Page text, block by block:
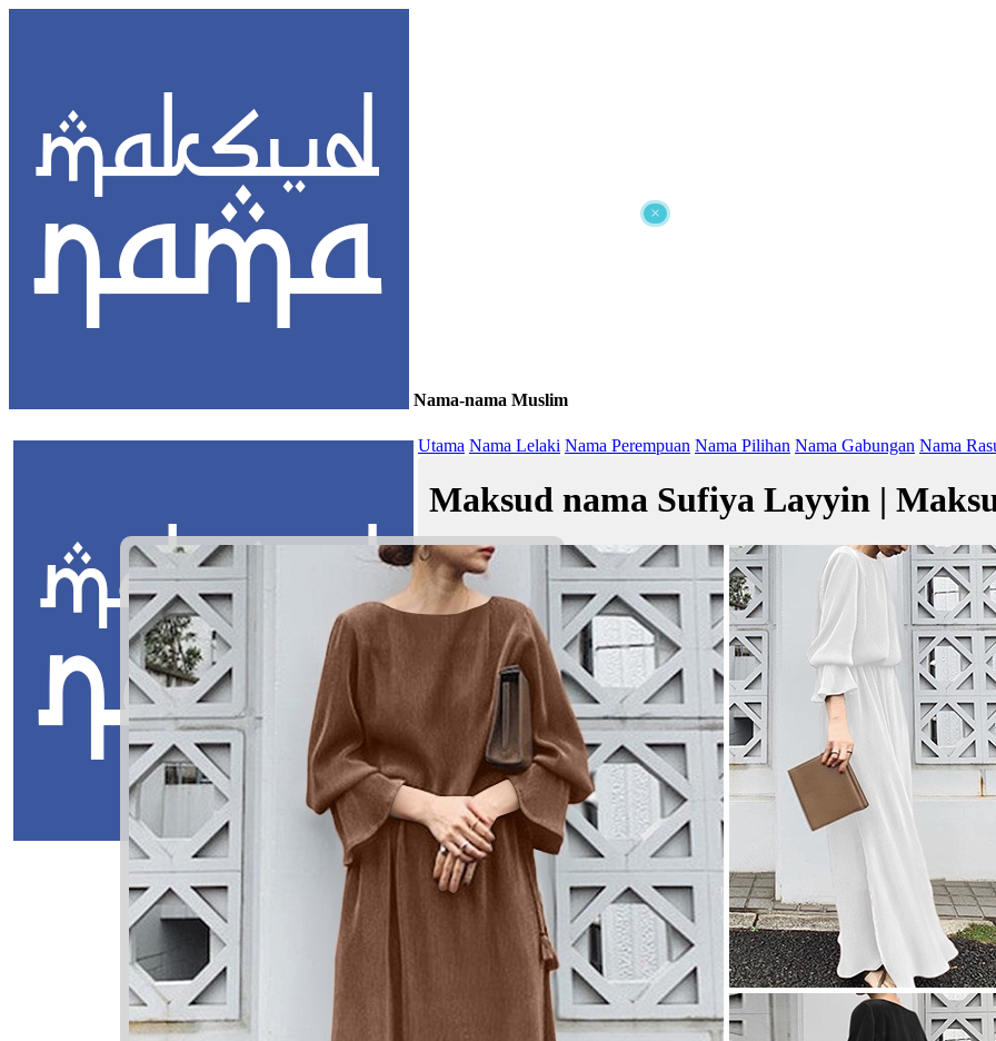
×
Nama-nama Muslim
Utama Nama Lelaki Nama Perempuan Nama Pilihan Nama Gabungan Nama
Maksud nama Sufiya Layyin |
Sufiya Layyin bermaksud Yang bersih dan jujur; Yang lembut
Jawi:صفيا ليين
Masukkan Nama:
Sufiya Layyin
صفيا ليين
Sufiya: Yang bersih dan jujur
Layyin: Yang lembut
✚ Baju Baby Custom Nama